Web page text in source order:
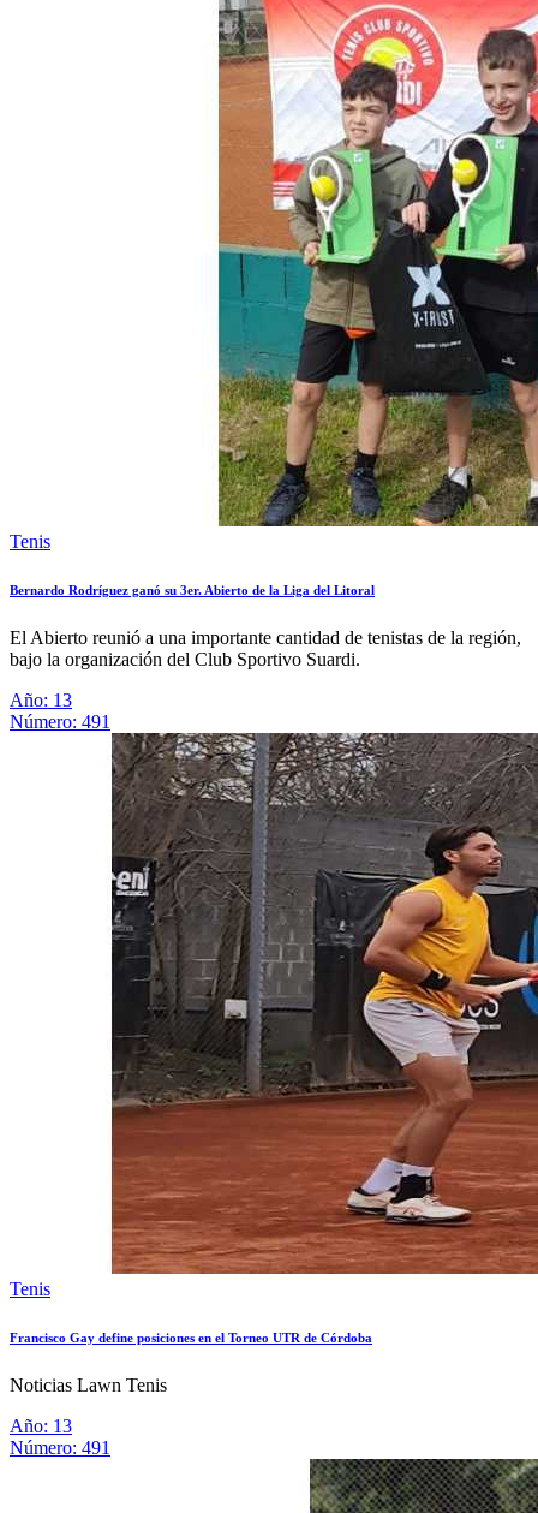
Tenis
Bernardo Rodríguez ganó su 3er. Abierto de la Liga del Litoral
El Abierto reunió a una importante cantidad de tenistas de la región,
bajo la organización del Club Sportivo Suardi.
Año: 13
Número: 491
Tenis
Francisco Gay define posiciones en el Torneo UTR de Córdoba
Noticias Lawn Tenis
Año: 13
Número: 491